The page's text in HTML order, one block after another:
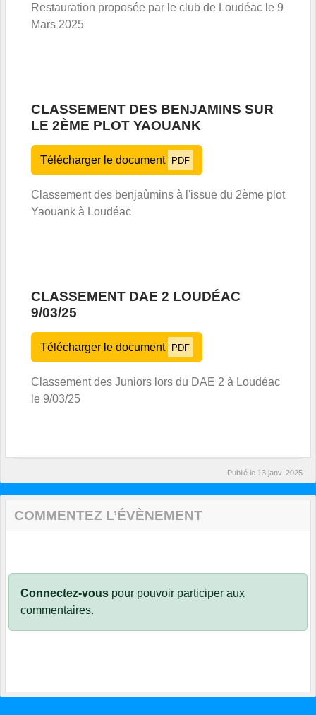
Restauration proposée par le club de Loudéac le 9
Mars 2025
CLASSEMENT DES BENJAMINS SUR
LE 2ÈME PLOT YAOUANK
Télécharger le document PDF
Classement des benjaùmins à l'issue du 2ème plot
Yaouank à Loudéac
CLASSEMENT DAE 2 LOUDÉAC
9/03/25
Télécharger le document PDF
Classement des Juniors lors du DAE 2 à Loudéac
le 9/03/25
Publié le 13 janv. 2025
COMMENTEZ L’ÉVÈNEMENT
Connectez-vous pour pouvoir participer aux
commentaires.